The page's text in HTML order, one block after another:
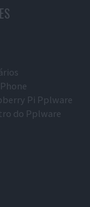
Pi Pplware
do Pplware